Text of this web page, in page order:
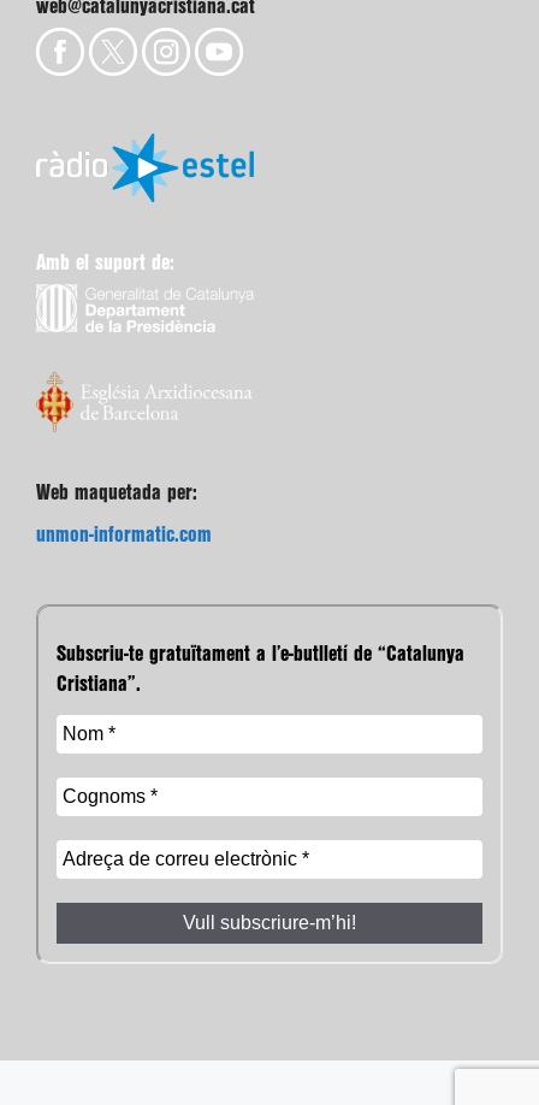
web@catalunyacristiana.cat
Amb el suport de:
Web maquetada per:
unmon-informatic.com
Subscriu-te gratuïtament a l’e-butlletí de “Catalunya
Cristiana”.